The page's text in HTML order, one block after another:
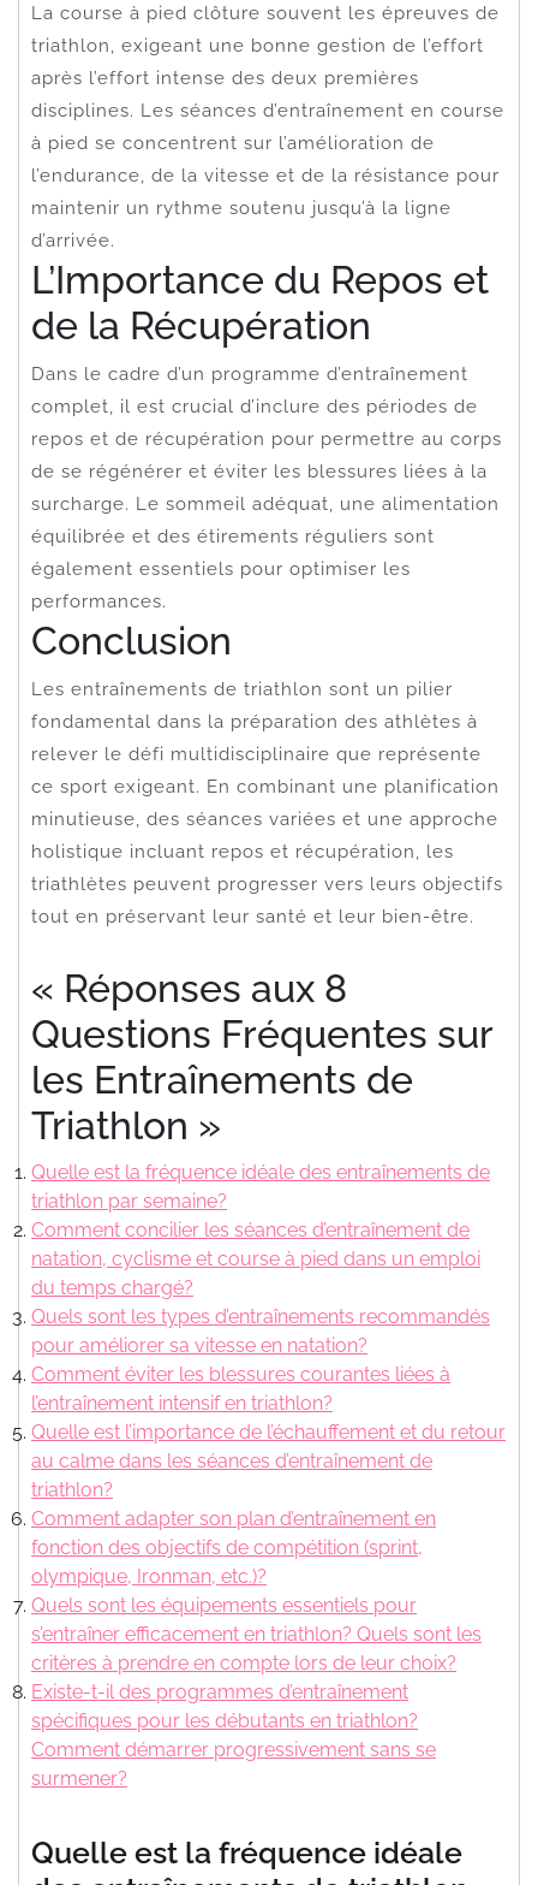
La course à pied clôture souvent les épreuves de
triathlon, exigeant une bonne gestion de l’effort
après l’effort intense des deux premières
disciplines. Les séances d’entraînement en course
à pied se concentrent sur l’amélioration de
l’endurance, de la vitesse et de la résistance pour
maintenir un rythme soutenu jusqu’à la ligne
d’arrivée.
L’Importance du Repos et
de la Récupération
Dans le cadre d’un programme d’entraînement
complet, il est crucial d’inclure des périodes de
repos et de récupération pour permettre au corps
de se régénérer et éviter les blessures liées à la
surcharge. Le sommeil adéquat, une alimentation
équilibrée et des étirements réguliers sont
également essentiels pour optimiser les
performances.
Conclusion
Les entraînements de triathlon sont un pilier
fondamental dans la préparation des athlètes à
relever le défi multidisciplinaire que représente
ce sport exigeant. En combinant une planification
minutieuse, des séances variées et une approche
holistique incluant repos et récupération, les
triathlètes peuvent progresser vers leurs objectifs
tout en préservant leur santé et leur bien-être.
« Réponses aux 8
Questions Fréquentes sur
les Entraînements de
Triathlon »
Quelle est la fréquence idéale des entraînements de
triathlon par semaine?
Comment concilier les séances d’entraînement de
natation, cyclisme et course à pied dans un emploi
du temps chargé?
Quels sont les types d’entraînements recommandés
pour améliorer sa vitesse en natation?
Comment éviter les blessures courantes liées à
l’entraînement intensif en triathlon?
Quelle est l’importance de l’échauffement et du retour
au calme dans les séances d’entraînement de
triathlon?
Comment adapter son plan d’entraînement en
fonction des objectifs de compétition (sprint,
olympique, Ironman, etc.)?
Quels sont les équipements essentiels pour
s’entraîner efficacement en triathlon? Quels sont les
critères à prendre en compte lors de leur choix?
Existe-t-il des programmes d’entraînement
spécifiques pour les débutants en triathlon?
Comment démarrer progressivement sans se
surmener?
Quelle est la fréquence idéale